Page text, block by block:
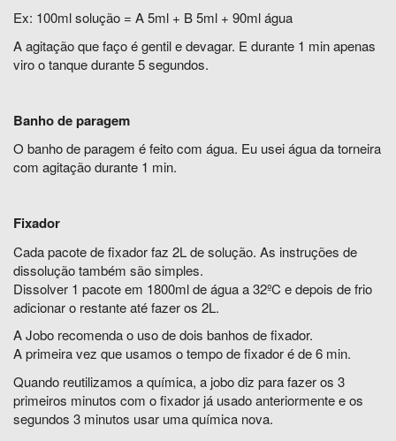
Ex: 100ml solução = A 5ml + B 5ml + 90ml água
A agitação que faço é gentil e devagar. E durante 1 min apenas
viro o tanque durante 5 segundos.
Banho de paragem
O banho de paragem é feito com água. Eu usei água da torneira
com agitação durante 1 min.
Fixador
Cada pacote de fixador faz 2L de solução. As instruções de
dissolução também são simples.
Dissolver 1 pacote em 1800ml de água a 32ºC e depois de frio
adicionar o restante até fazer os 2L.
A Jobo recomenda o uso de dois banhos de fixador.
A primeira vez que usamos o tempo de fixador é de 6 min.
Quando reutilizamos a química, a jobo diz para fazer os 3
primeiros minutos com o fixador já usado anteriormente e os
segundos 3 minutos usar uma química nova.